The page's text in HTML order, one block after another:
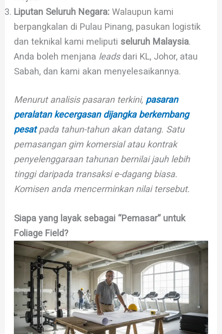
Liputan Seluruh Negara: Walaupun kami
berpangkalan di Pulau Pinang, pasukan logistik
dan teknikal kami meliputi seluruh Malaysia.
Anda boleh menjana leadsdari KL, Johor, atau
Sabah, dan kami akan menyelesaikannya.
Menurut analisis pasaran terkini, pasaran
peralatan kecergasan dijangka berkembang
pesatpada tahun-tahun akan datang. Satu
pemasangan gim komersial atau kontrak
penyelenggaraan tahunan bernilai jauh lebih
tinggi daripada transaksi e-dagang biasa.
Komisen anda mencerminkan nilai tersebut.
Siapa yang layak sebagai “Pemasar” untuk
Foliage Field?